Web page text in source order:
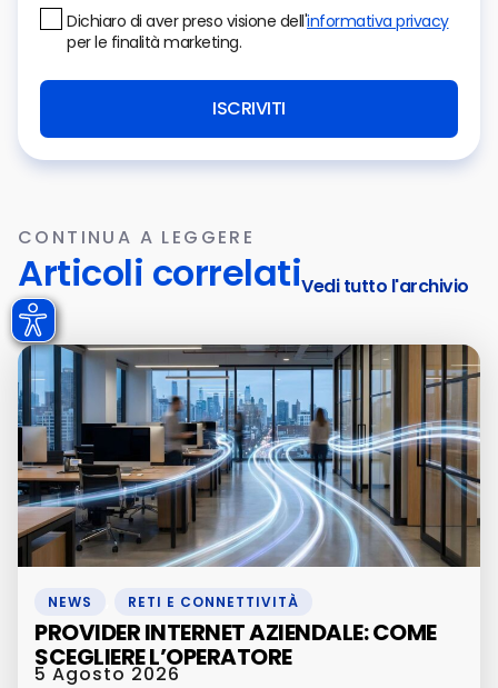
Dichiaro di aver preso visione dell'informativa privacy
per le finalità marketing.
ISCRIVITI
CONTINUA A LEGGERE
Articoli correlatiVedi tutto l'archivio
NEWS RETI E CONNETTIVITÀ
PROVIDER INTERNET AZIENDALE: COME
SCEGLIERE L’OPERATORE
5 Agosto 2026